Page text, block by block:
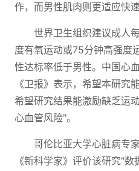
作，而男性肌肉则更适应快
世界卫生组织建议成人
度有氧运动或75分钟高强度
性达标率低于男性。中国心
《卫报》表示，希望本研究
希望研究结果能激励缺乏运
心血管风险"。
哥伦比亚大学心脏病专
《新科学家》评价该研究"